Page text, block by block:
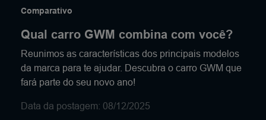
Comparativo
Qual carro GWM combina com você?
Reunimos as características dos principais modelos
da marca para te ajudar. Descubra o carro GWM que
fará parte do seu novo ano!
Data da postagem: 08/12/2025